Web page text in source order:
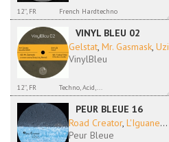
12'', FR French Hardtechno
VINYL BLEU 02
Gelstat, Mr. Gasmask, Uzi
VinylBleu
12'', FR Techno, Acid,...
PEUR BLEUE 16
Road Creator, L'Iguane...
Peur Bleue